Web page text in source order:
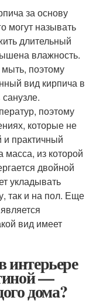
за основу
могут называть
длительный
влажность.
мыть, поэтому
вид кирпича в
поэтому
которые не
практичный
масса, из которой
двойной
укладывать
так и на пол. Еще
вид имеет
—
дома?